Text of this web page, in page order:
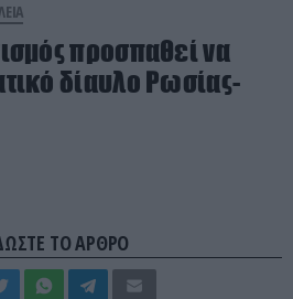
προσπαθεί να
δίαυλο Ρωσίας-
ΤΟ ΑΡΘΡΟ